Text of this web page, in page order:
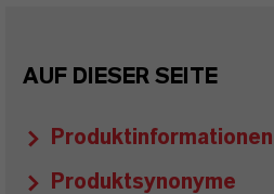
AUF DIESER SEITE
Produktinformationen
Produktsynonyme